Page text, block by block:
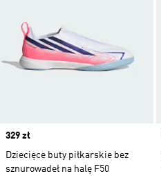
Price
329 zł
Dziecięce buty piłkarskie bez
sznurowadeł na halę F50